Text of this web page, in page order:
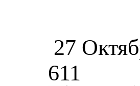
27
611